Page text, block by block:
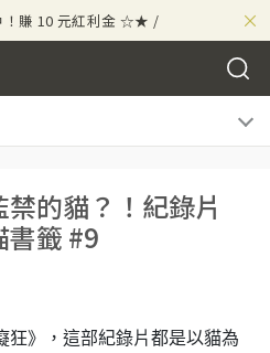
×
賺 10 元紅利金 ☆★ /
贈 50 元紅利金
賺 10 元紅利金 ☆★ /
的貓？！紀錄片
書籤 #9
狂》，這部紀錄片都是以貓為